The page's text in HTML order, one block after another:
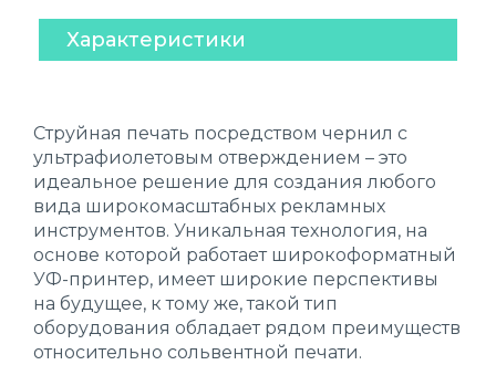
Характеристики
Струйная печать посредством чернил с
ультрафиолетовым отверждением – это
идеальное решение для создания любого
вида широкомасштабных рекламных
инструментов. Уникальная технология, на
основе которой работает широкоформатный
УФ-принтер, имеет широкие перспективы
на будущее, к тому же, такой тип
оборудования обладает рядом преимуществ
относительно сольвентной печати.